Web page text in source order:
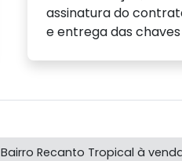
assinatura do
e entrega das chaves
Bairro Recanto Tropical à